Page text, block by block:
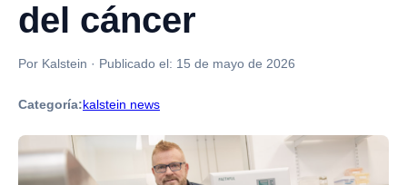
del cáncer
Por Kalstein · Publicado el: 15 de mayo de 2026
Categoría:kalstein news